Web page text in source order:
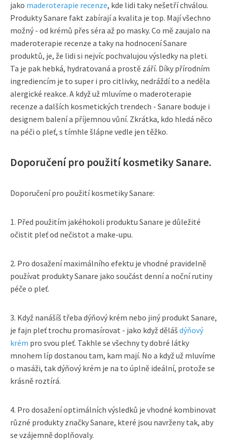
jako maderoterapie recenze, kde lidi taky nešetří chválou.
Produkty Sanare fakt zabírají a kvalita je top. Mají všechno
možný - od krémů přes séra až po masky. Co mě zaujalo na
maderoterapie recenze a taky na hodnocení Sanare
produktů, je, že lidi si nejvíc pochvalujou výsledky na pleti.
Ta je pak hebká, hydratovaná a prostě září. Díky přírodním
ingrediencím je to super i pro citlivky, nedráždí to a neděla
alergické reakce. A když už mluvíme o maderoterapie
recenze a dalších kosmetických trendech - Sanare boduje i
designem balení a příjemnou vůní. Zkrátka, kdo hledá něco
na péči o pleť, s tímhle šlápne vedle jen těžko.
Doporučení pro použití kosmetiky Sanare.
Doporučení pro použití kosmetiky Sanare:
1. Před použitím jakéhokoli produktu Sanare je důležité
očistit pleť od nečistot a make-upu.
2. Pro dosažení maximálního efektu je vhodné pravidelně
používat produkty Sanare jako součást denní a noční rutiny
péče o pleť.
3. Když nanášíš třeba dýňový krém nebo jiný produkt Sanare,
je fajn pleť trochu promasírovat - jako když dělášdýňový
krém pro svou pleť. Takhle se všechny ty dobré látky
mnohem líp dostanou tam, kam mají. No a když už mluvíme
o masáži, tak dýňový krém je na to úplně ideální, protože se
krásně roztírá.
4. Pro dosažení optimálních výsledků je vhodné kombinovat
různé produkty značky Sanare, které jsou navrženy tak, aby
se vzájemně doplňovaly.